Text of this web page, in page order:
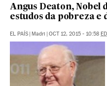
Angus Deaton, Nobel
estudos da pobreza e
EL PAÍS | Madri | OCT 12, 2015 - 10:58